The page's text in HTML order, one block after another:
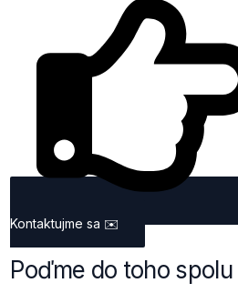
Kontaktujme sa ✉️
Poďme do toho spolu